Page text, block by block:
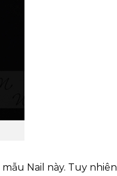
Nail này. Tuy nhiên